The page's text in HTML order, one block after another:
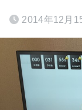
2014年12月